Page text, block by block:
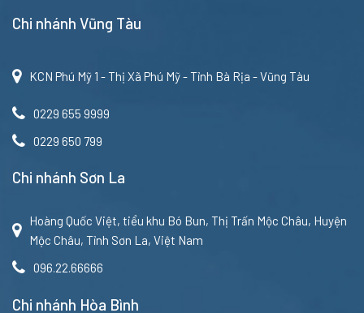
Chi nhánh Vũng Tàu
KCN Phú Mỹ 1 - Thị Xã Phú Mỹ - Tỉnh Bà Rịa - Vũng Tàu
0229 655 9999
0229 650 799
Chi nhánh Sơn La
Hoàng Quốc Việt, tiểu khu Bó Bun, Thị Trấn Mộc Châu, Huyện
Mộc Châu, Tỉnh Sơn La, Việt Nam
096.22.66666
Chi nhánh Hòa Bình